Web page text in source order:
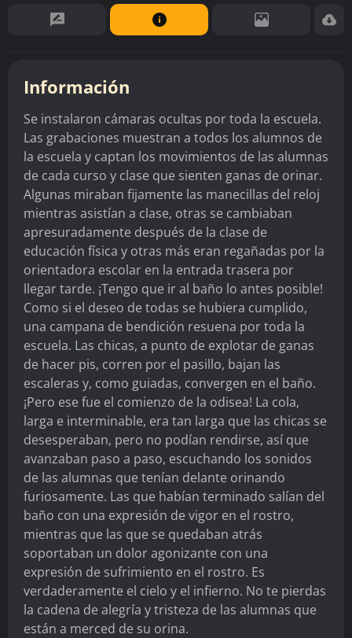
Información
Se instalaron cámaras ocultas por toda la escuela.
Las grabaciones muestran a todos los alumnos de
la escuela y captan los movimientos de las alumnas
de cada curso y clase que sienten ganas de orinar.
Algunas miraban fijamente las manecillas del reloj
mientras asistían a clase, otras se cambiaban
apresuradamente después de la clase de
educación física y otras más eran regañadas por la
orientadora escolar en la entrada trasera por
llegar tarde. ¡Tengo que ir al baño lo antes posible!
Como si el deseo de todas se hubiera cumplido,
una campana de bendición resuena por toda la
escuela. Las chicas, a punto de explotar de ganas
de hacer pis, corren por el pasillo, bajan las
escaleras y, como guiadas, convergen en el baño.
¡Pero ese fue el comienzo de la odisea! La cola,
larga e interminable, era tan larga que las chicas se
desesperaban, pero no podían rendirse, así que
avanzaban paso a paso, escuchando los sonidos
de las alumnas que tenían delante orinando
furiosamente. Las que habían terminado salían del
baño con una expresión de vigor en el rostro,
mientras que las que se quedaban atrás
soportaban un dolor agonizante con una
expresión de sufrimiento en el rostro. Es
verdaderamente el cielo y el infierno. No te pierdas
la cadena de alegría y tristeza de las alumnas que
están a merced de su orina.